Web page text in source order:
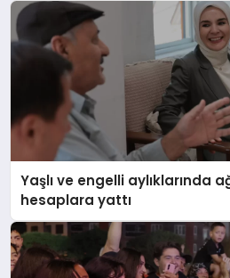
Yaşlı ve engelli aylıklarında
hesaplara yattı